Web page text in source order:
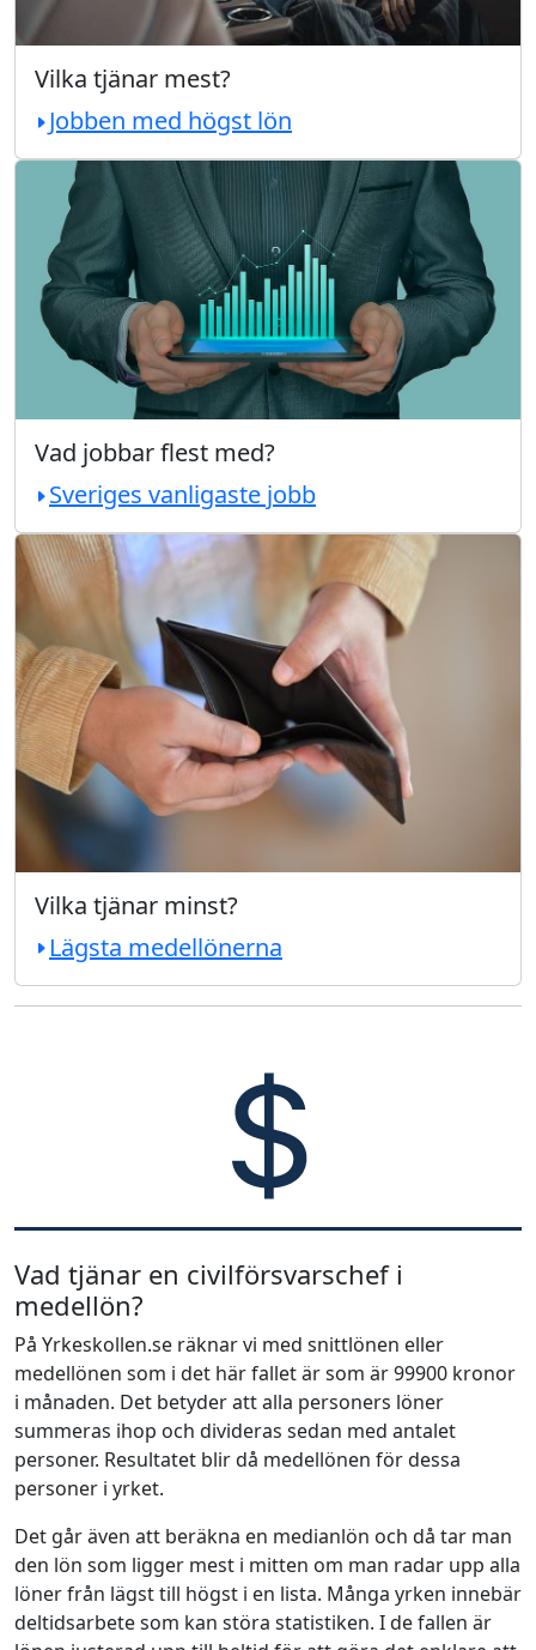
Vilka tjänar mest?
Jobben med högst lön
Vad jobbar flest med?
Sveriges vanligaste jobb
Vilka tjänar minst?
Lägsta medellönerna
Vad tjänar en civilförsvarschef i
medellön?
På Yrkeskollen.se räknar vi med snittlönen eller
medellönen som i det här fallet är som är 99900 kronor
i månaden. Det betyder att alla personers löner
summeras ihop och divideras sedan med antalet
personer. Resultatet blir då medellönen för dessa
personer i yrket.
Det går även att beräkna en medianlön och då tar man
den lön som ligger mest i mitten om man radar upp alla
löner från lägst till högst i en lista. Många yrken innebär
deltidsarbete som kan störa statistiken. I de fallen är